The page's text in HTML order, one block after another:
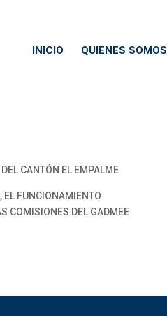
INICIO QUIENES SOMOS
CANTÓN EL EMPALME
EL FUNCIONAMIENTO
COMISIONES DEL GADMEE